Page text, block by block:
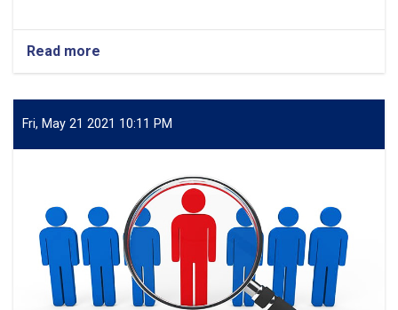
Read more
اعلان
بست
کادری
Fri, May 21 2021 10:11 PM